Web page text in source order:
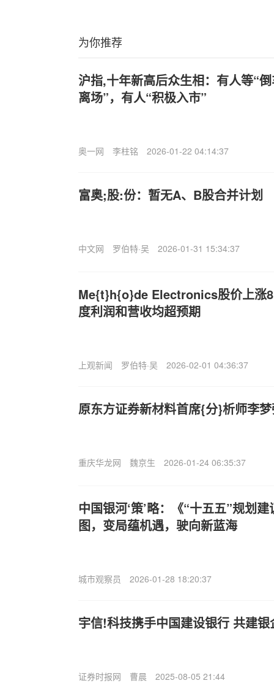
为你推荐
沪指,十年新高后众生相：有人等“
离场”，有人“积极入市”
奥一网 李柱铭 2026-01-22 04:14:37
富奥;股:份：暂无A、B股合并计划
中文网 罗伯特·吴 2026-01-31 15:34:37
Me{t}h{o}de Electronics股价上涨
度利润和营收均超预期
上观新闻 罗伯特·吴 2026-02-01 04:36:37
原东方证券新材料首席{分}析师李
重庆华龙网 魏京生 2026-01-24 06:35:37
中国银河‘策’略：《“十五五”规划
图，变局蕴机遇，驶向新蓝海
城市观察员 2026-01-28 18:20:37
宇信!科技携手中国建设银行 共建
证券时报网 曹晨 2025-08-05 21:44